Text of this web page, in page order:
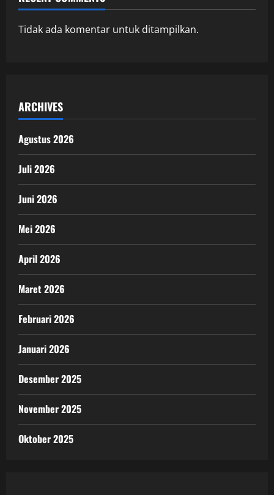
Tidak ada komentar untuk ditampilkan.
ARCHIVES
Agustus 2026
Juli 2026
Juni 2026
Mei 2026
April 2026
Maret 2026
Februari 2026
Januari 2026
Desember 2025
November 2025
Oktober 2025